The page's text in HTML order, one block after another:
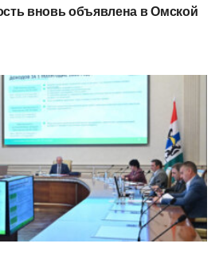
вновь объявлена в Омской